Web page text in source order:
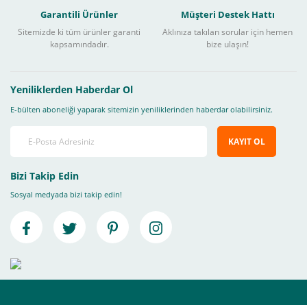
Garantili Ürünler
Sitemizde ki tüm ürünler garanti
kapsamındadır.
Müşteri Destek Hattı
Aklınıza takılan sorular için hemen
bize ulaşın!
Yeniliklerden Haberdar Ol
E-bülten aboneliği yaparak sitemizin yeniliklerinden haberdar olabilirsiniz.
KAYIT OL
Bizi Takip Edin
Sosyal medyada bizi takip edin!